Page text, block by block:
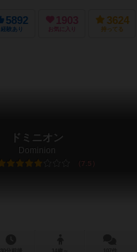
5892
経験あり
1903
お気に入り
3624
持ってる
ドミニオン
Dominion
7.5